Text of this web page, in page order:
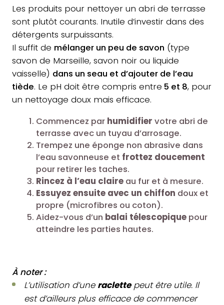
Les produits pour nettoyer un abri de terrasse
sont plutôt courants. Inutile d’investir dans des
détergents surpuissants.
Il suffit de mélanger un peu de savon (type
savon de Marseille, savon noir ou liquide
vaisselle) dans un seau et d’ajouter de l’eau
tiède. Le pH doit être compris entre 5 et 8, pour
un nettoyage doux mais efficace.
Commencez par humidifier votre abri de
terrasse avec un tuyau d’arrosage.
Trempez une éponge non abrasive dans
l’eau savonneuse et frottez doucement
pour retirer les taches.
Rincez à l’eau claireau fur et à mesure.
Essuyez ensuite avec un chiffon doux et
propre (microfibres ou coton).
Aidez-vous d’un balai télescopiquepour
atteindre les parties hautes.
À noter :
L’utilisation d’une raclettepeut être utile. Il
est d’ailleurs plus efficace de commencer